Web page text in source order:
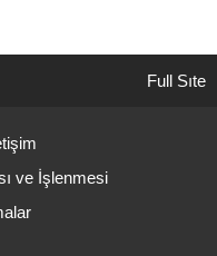
Full Sıte
ve İşlenmesi